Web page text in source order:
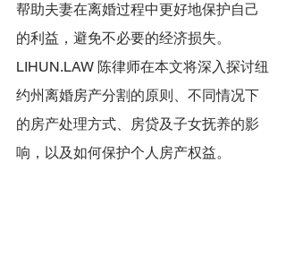
帮助夫妻在离婚过程中更好地保护自己
的利益，避免不必要的经济损失。
LIHUN.LAW 陈律师在本文将深入探讨纽
约州离婚房产分割的原则、不同情况下
的房产处理方式、房贷及子女抚养的影
响，以及如何保护个人房产权益。